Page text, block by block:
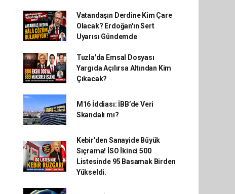
Vatandaşın Derdine Kim Çare
Olacak? Erdoğan'ın Sert
Uyarısı Gündemde
Tuzla'da Emsal Dosyası
Yargıda Açılırsa Altından Kim
Çıkacak?
M16 İddiası: İBB’de Veri
Skandalı mı?
Kebir'den Sanayide Büyük
Sıçrama! İSO İkinci 500
Listesinde 95 Basamak Birden
Yükseldi.